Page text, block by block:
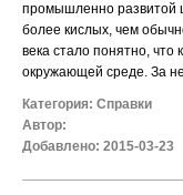
промышленно развитой
более кислых, чем
века стало понятно, что
окружающей среде. За
Категория: Справки
Автор:
Добавлено: 2015-03-23